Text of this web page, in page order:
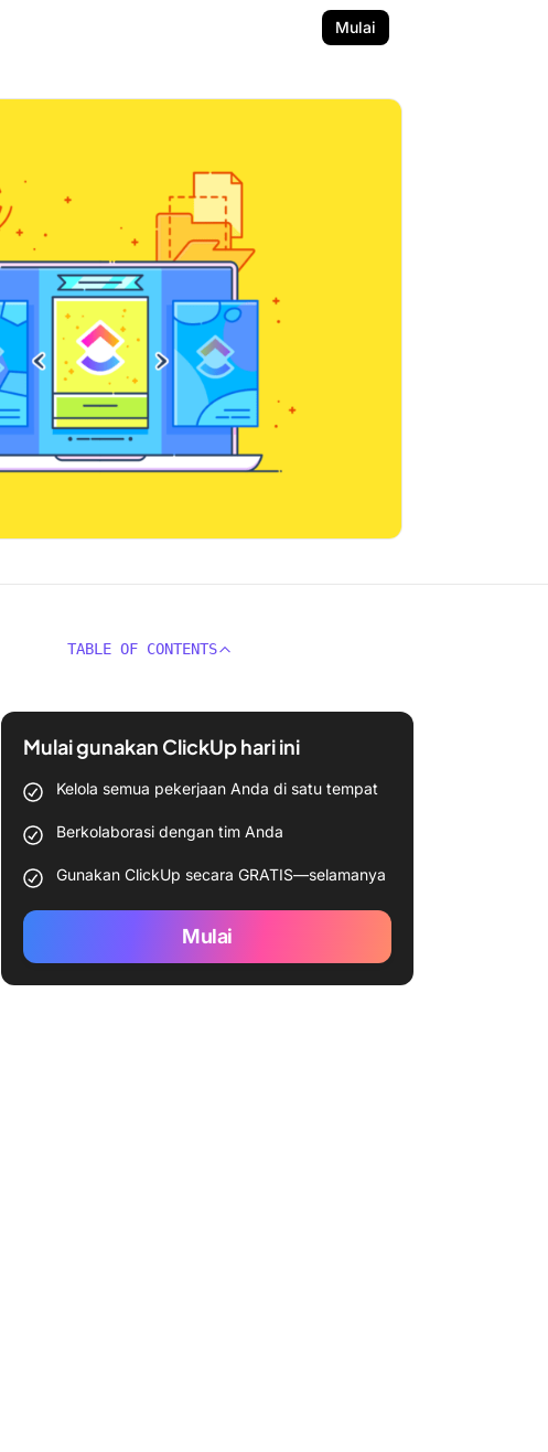
Mulai
TABLE OF CONTENTS
Mulai gunakan ClickUp hari ini
Kelola semua pekerjaan Anda di satu tempat
Berkolaborasi dengan tim Anda
Gunakan ClickUp secara GRATIS—selamanya
Mulai